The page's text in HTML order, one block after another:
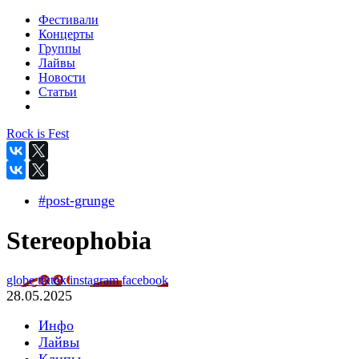
Фестивали
Концерты
Группы
Лайвы
Новости
Статьи
Rock is Fest
#post-grunge
Stereophobia
globetiktokinstagramfacebook
28.05.2025
Инфо
Лайвы